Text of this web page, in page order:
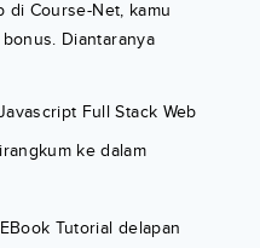
di Course-Net, kamu
Diantaranya
Full Stack Web
ke dalam
Tutorial delapan